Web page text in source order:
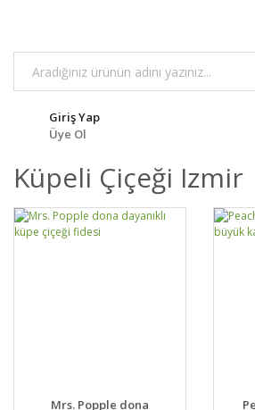
Giriş Yap
Üye Ol
Küpeli Çiçeği Izmir
DETAYLAR
Mrs. Popple dona